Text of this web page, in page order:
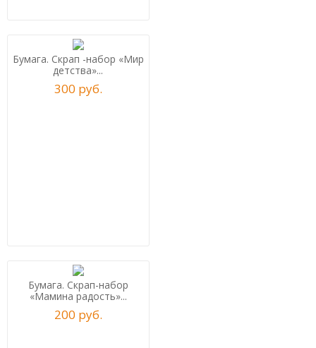
Бумага. Скрап -набор «Мир
детства»...
300 руб.
Бумага. Скрап-набор
«Мамина радость»...
200 руб.